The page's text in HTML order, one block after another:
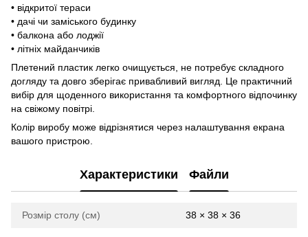
• відкритої тераси
• дачі чи заміського будинку
• балкона або лоджії
• літніх майданчиків
Плетений пластик легко очищується, не потребує складного
догляду та довго зберігає привабливий вигляд. Це практичний
вибір для щоденного використання та комфортного відпочинку
на свіжому повітрі.
Колір виробу може відрізнятися через налаштування екрана
вашого пристрою.
Характеристики Файли
Розмір столу (см) 38 × 38 × 36